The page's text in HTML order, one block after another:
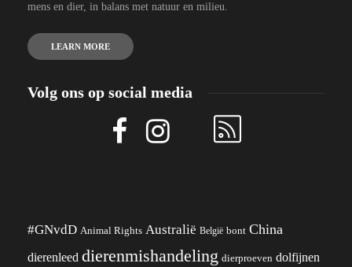
mens en dier, in balans met natuur en milieu.
LEARN MORE
Volg ons op social media
#GNvdD Animal Rights Australië België bont China
dierenleed dierenmishandeling dierproeven dolfijnen